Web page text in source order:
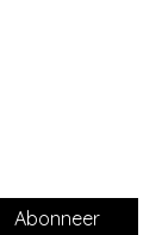
Abonneer